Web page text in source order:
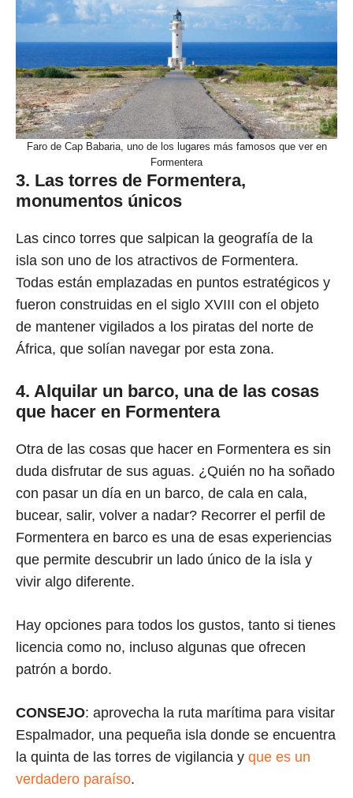
Faro de Cap Babaria, uno de los lugares más famosos que ver en
Formentera
3. Las torres de Formentera,
monumentos únicos
Las cinco torres que salpican la geografía de la
isla son uno de los atractivos de Formentera.
Todas están emplazadas en puntos estratégicos y
fueron construidas en el siglo XVIII con el objeto
de mantener vigilados a los piratas del norte de
África, que solían navegar por esta zona.
4. Alquilar un barco, una de las cosas
que hacer en Formentera
Otra de las cosas que hacer en Formentera es sin
duda disfrutar de sus aguas. ¿Quién no ha soñado
con pasar un día en un barco, de cala en cala,
bucear, salir, volver a nadar? Recorrer el perfil de
Formentera en barco es una de esas experiencias
que permite descubrir un lado único de la isla y
vivir algo diferente.
Hay opciones para todos los gustos, tanto si tienes
licencia como no, incluso algunas que ofrecen
patrón a bordo.
CONSEJO: aprovecha la ruta marítima para visitar
Espalmador, una pequeña isla donde se encuentra
la quinta de las torres de vigilancia y que es un
verdadero paraíso.